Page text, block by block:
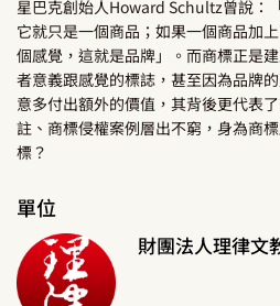
星巴克創始人Howard Schultz曾說：
它就只是一個商品；如果一個商品加
個感覺，這就是品牌」。而商標正是
者意義跟感覺的標誌，甚至因為品牌
意多付出額外的價值，其背後更代表
註、商標侵權案例層出不窮，身為商
標？
單位
財團法人理律文